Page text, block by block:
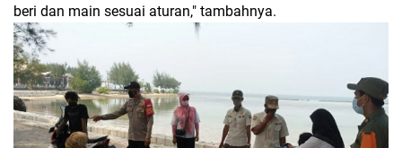
beri dan main sesuai aturan," tambahnya.